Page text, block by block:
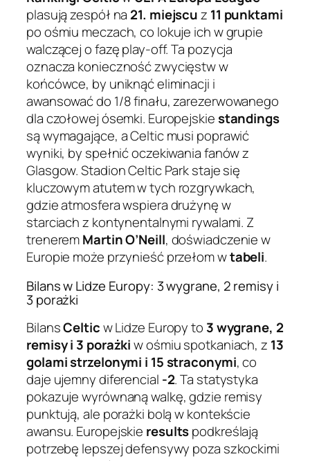
plasują zespół na 21. miejscuz 11 punktami
po ośmiu meczach, co lokuje ich w grupie
walczącej o fazę play-off. Ta pozycja
oznacza konieczność zwycięstw w
końcówce, by uniknąć eliminacji i
awansować do 1/8 finału, zarezerwowanego
dla czołowej ósemki. Europejskiestandings
są wymagające, a Celtic musi poprawić
wyniki, by spełnić oczekiwania fanów z
Glasgow. Stadion Celtic Park staje się
kluczowym atutem w tych rozgrywkach,
gdzie atmosfera wspiera drużynę w
starciach z kontynentalnymi rywalami. Z
treneremMartin O’Neill, doświadczenie w
Europie może przynieść przełom wtabeli.
Bilans w Lidze Europy: 3 wygrane, 2 remisy i
3 porażki
BilansCelticw Lidze Europy to 3 wygrane, 2
remisy i 3 porażkiw ośmiu spotkaniach, z 13
golami strzelonymi i 15 straconymi, co
daje ujemny diferencial -2. Ta statystyka
pokazuje wyrównaną walkę, gdzie remisy
punktują, ale porażki bolą w kontekście
awansu. Europejskie resultspodkreślają
potrzebę lepszej defensywy poza szkockimi